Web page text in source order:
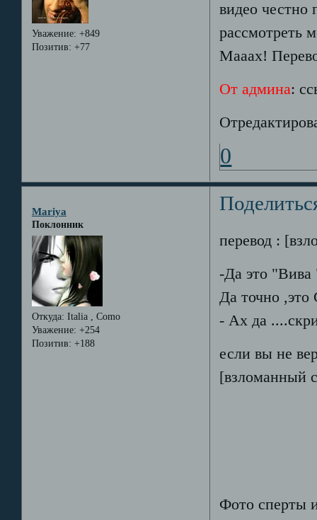
Уважение: +849
Позитив: +77
видео честно
рассмотреть
Мааах!
От админа:
0
Mariya
Поклонник
Откуда: Italia , Como
Уважение: +254
Позитив: +188
перевод :
-Да это "Вива
Да точно ,это
- Ах да
если вы не
Фото сперты